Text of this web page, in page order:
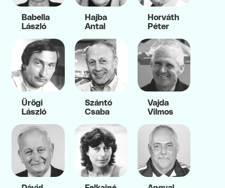
Babella
László
Hajba
Antal
Horváth
Péter
Ürögi
László
Szántó
Csaba
Vajda
Vilmos